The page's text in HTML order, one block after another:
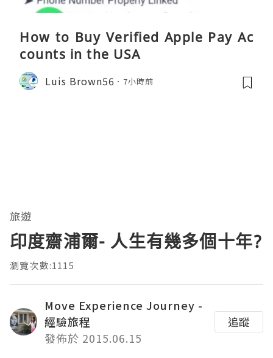
How to Buy Verified Apple Pay Ac
counts in the USA
Luis Brown56 7小時前
旅遊
印度齋浦爾- 人生有幾多個十年?
瀏覽次數:1115
Move Experience Journey -
經驗旅程
發佈於 2015.06.15
追蹤